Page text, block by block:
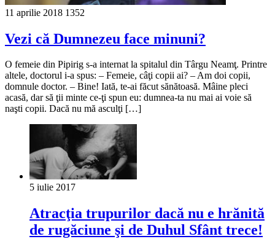
11 aprilie 2018 1352
Vezi că Dumnezeu face minuni?
O femeie din Pipirig s-a internat la spitalul din Târgu Neamţ. Printre
altele, doctorul i-a spus: – Femeie, câţi copii ai? – Am doi copii,
domnule doctor. – Bine! Iată, te-ai făcut sănătoasă. Mâine pleci
acasă, dar să ţii minte ce-ţi spun eu: dumnea-ta nu mai ai voie să
naşti copii. Dacă nu mă asculţi […]
5 iulie 2017
Atracţia trupurilor dacă nu e hrănită
de rugăciune şi de Duhul Sfânt trece!